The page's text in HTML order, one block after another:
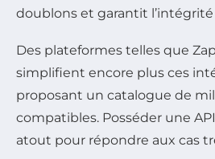
doublons et garantit
Des plateformes telles que
simplifient encore plus ces
proposant un catalogue de
compatibles. Posséder une
atout pour répondre aux cas